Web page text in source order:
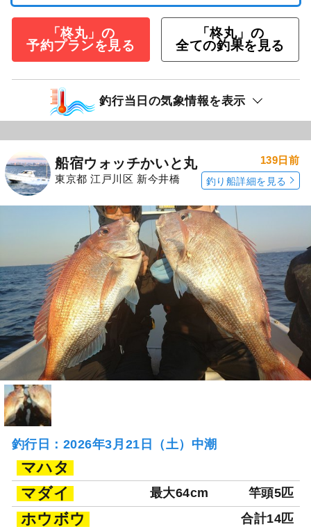
「柊丸」の
予約プランを見る
「柊丸」の
全ての釣果を見る
釣行当日の気象情報を表示
船宿ウォッチかいと丸
東京都 江戸川区 新今井橋
139日前
釣り船詳細を見る
釣行日：2026年3月21日（土）中潮
マハタ
マダイ
最大64cm 竿頭5匹
ホウボウ 合計14匹